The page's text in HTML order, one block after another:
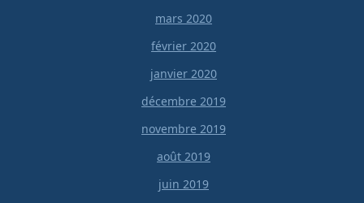
mars 2020
février 2020
janvier 2020
décembre 2019
novembre 2019
août 2019
juin 2019